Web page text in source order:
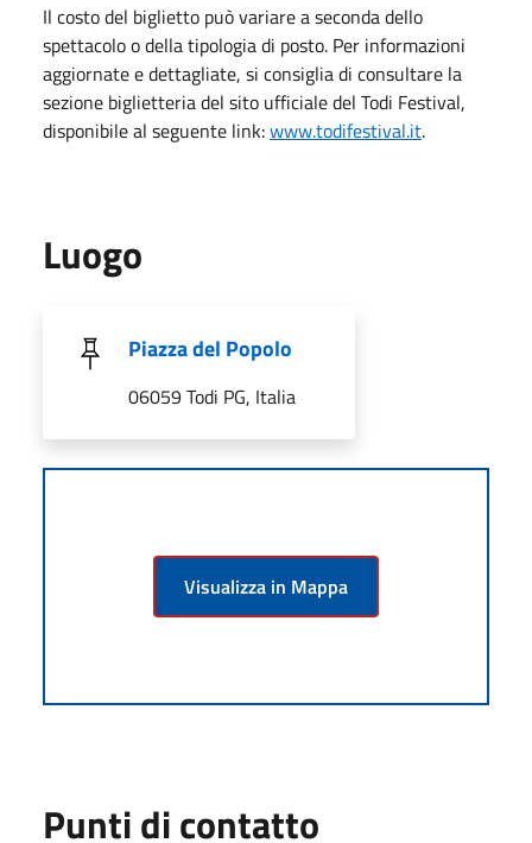
Il costo del biglietto può variare a seconda dello
spettacolo o della tipologia di posto. Per informazioni
aggiornate e dettagliate, si consiglia di consultare la
sezione biglietteria del sito ufficiale del Todi Festival,
disponibile al seguente link:www.todifestival.it.
Luogo
Piazza del Popolo
06059 Todi PG, Italia
Visualizza in Mappa
Punti di contatto